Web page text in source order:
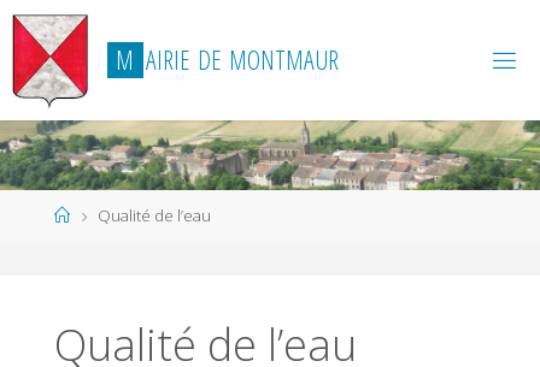
Skip
content
M AIRIE DE MONTMAUR
HomeQualité de l’eau
Qualité de l’eau